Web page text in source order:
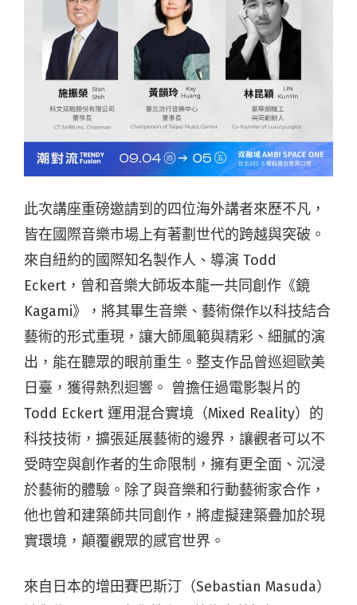
此次講座重磅邀請到的四位海外講者來歷不凡，
皆在國際音樂市場上有著劃世代的跨越與突破。
來自紐約的國際知名製作人、導演 Todd
Eckert，曾和音樂大師坂本龍一共同創作《鏡
Kagami》，將其畢生音樂、藝術傑作以科技結合
藝術的形式重現，讓大師風範與精彩、細膩的演
出，能在聽眾的眼前重生。整支作品曾巡迴歐美
日臺，獲得熱烈迴響。 曾擔任過電影製片的
Todd Eckert 運用混合實境（Mixed Reality）的
科技技術，擴張延展藝術的邊界，讓觀者可以不
受時空與創作者的生命限制，擁有更全面、沉浸
於藝術的體驗。除了與音樂和行動藝術家合作，
他也曾和建築師共同創作，將虛擬建築疊加於現
實環境，顛覆觀眾的感官世界。
來自日本的增田賽巴斯汀（Sebastian Masuda）